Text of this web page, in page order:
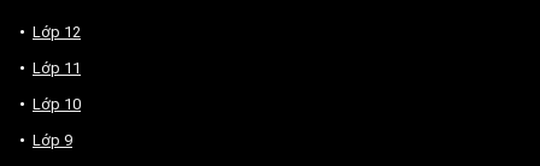
Lớp 12
Lớp 11
Lớp 10
Lớp 9